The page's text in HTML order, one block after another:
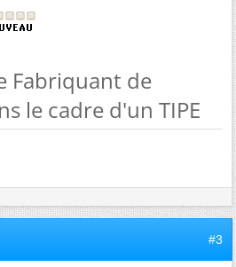
Fabriquant de
le cadre d'un TIPE
#3